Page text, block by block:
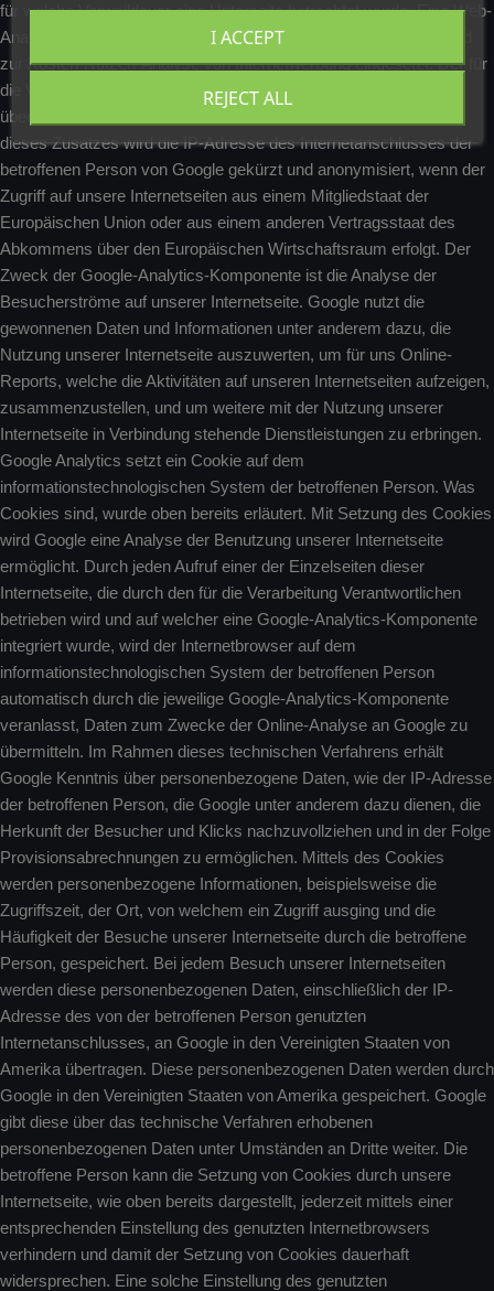
für welche Verweildauer eine Unterseite betrachtet wurde. Eine Web-
Analyse wird überwiegend zur Optimierung einer Internetseite und
zur Kosten-Nutzen-Analyse von Internetwerbung eingesetzt. Der für
die Verarbeitung Verantwortliche verwendet für die Web-Analyse
über Google Analytics den Zusatz "_gat._anonymizeIp". Mittels
dieses Zusatzes wird die IP-Adresse des Internetanschlusses der
betroffenen Person von Google gekürzt und anonymisiert, wenn der
Zugriff auf unsere Internetseiten aus einem Mitgliedstaat der
Europäischen Union oder aus einem anderen Vertragsstaat des
Abkommens über den Europäischen Wirtschaftsraum erfolgt. Der
Zweck der Google-Analytics-Komponente ist die Analyse der
Besucherströme auf unserer Internetseite. Google nutzt die
gewonnenen Daten und Informationen unter anderem dazu, die
Nutzung unserer Internetseite auszuwerten, um für uns Online-
Reports, welche die Aktivitäten auf unseren Internetseiten aufzeigen,
zusammenzustellen, und um weitere mit der Nutzung unserer
Internetseite in Verbindung stehende Dienstleistungen zu erbringen.
Google Analytics setzt ein Cookie auf dem
informationstechnologischen System der betroffenen Person. Was
Cookies sind, wurde oben bereits erläutert. Mit Setzung des Cookies
wird Google eine Analyse der Benutzung unserer Internetseite
ermöglicht. Durch jeden Aufruf einer der Einzelseiten dieser
Internetseite, die durch den für die Verarbeitung Verantwortlichen
betrieben wird und auf welcher eine Google-Analytics-Komponente
integriert wurde, wird der Internetbrowser auf dem
informationstechnologischen System der betroffenen Person
automatisch durch die jeweilige Google-Analytics-Komponente
veranlasst, Daten zum Zwecke der Online-Analyse an Google zu
übermitteln. Im Rahmen dieses technischen Verfahrens erhält
Google Kenntnis über personenbezogene Daten, wie der IP-Adresse
der betroffenen Person, die Google unter anderem dazu dienen, die
Herkunft der Besucher und Klicks nachzuvollziehen und in der Folge
Provisionsabrechnungen zu ermöglichen. Mittels des Cookies
werden personenbezogene Informationen, beispielsweise die
Zugriffszeit, der Ort, von welchem ein Zugriff ausging und die
Häufigkeit der Besuche unserer Internetseite durch die betroffene
Person, gespeichert. Bei jedem Besuch unserer Internetseiten
werden diese personenbezogenen Daten, einschließlich der IP-
Adresse des von der betroffenen Person genutzten
Internetanschlusses, an Google in den Vereinigten Staaten von
Amerika übertragen. Diese personenbezogenen Daten werden durch
Google in den Vereinigten Staaten von Amerika gespeichert. Google
gibt diese über das technische Verfahren erhobenen
personenbezogenen Daten unter Umständen an Dritte weiter. Die
betroffene Person kann die Setzung von Cookies durch unsere
Internetseite, wie oben bereits dargestellt, jederzeit mittels einer
entsprechenden Einstellung des genutzten Internetbrowsers
verhindern und damit der Setzung von Cookies dauerhaft
widersprechen. Eine solche Einstellung des genutzten
REJECT ALL
I ACCEPT